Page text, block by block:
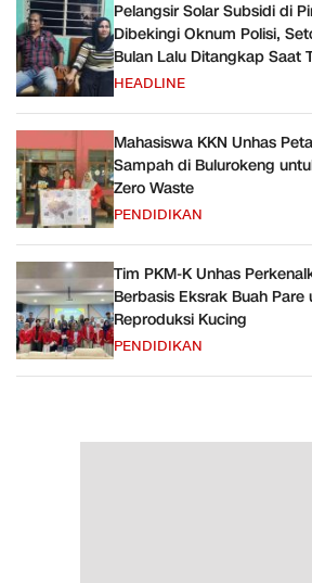
Pelangsir Solar Subsidi di
Dibekingi Oknum Polisi,
Bulan Lalu Ditangkap Saat
HEADLINE
Mahasiswa KKN Unhas
Sampah di Bulurokeng
Zero Waste
PENDIDIKAN
Tim PKM-K Unhas
Berbasis Eksrak Buah
Reproduksi Kucing
PENDIDIKAN